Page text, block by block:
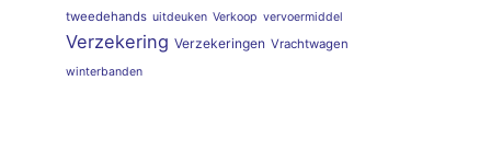
tweedehands uitdeuken Verkoop vervoermiddel
Verzekering Verzekeringen Vrachtwagen
winterbanden